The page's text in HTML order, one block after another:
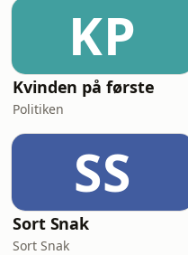
KP
Kvinden på første
Politiken
SS
Sort Snak
Sort Snak